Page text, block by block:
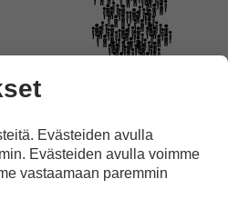
Evästeiden avulla
Evästeiden avulla voimme
vastaamaan paremmin